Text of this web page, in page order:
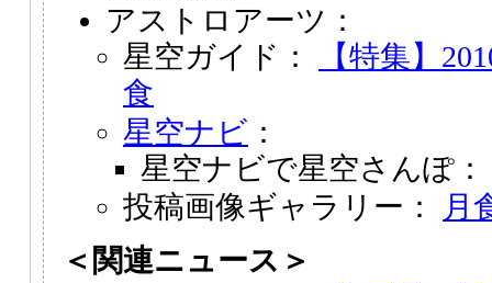
アストロアーツ：
星空ガイド：
【特集】
食
星空ナビ ：
星空ナビで星空さんぽ：
投稿画像ギャラリー：
月
＜関連ニュース＞